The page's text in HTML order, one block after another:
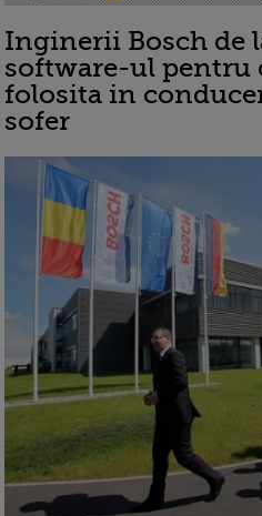
Inginerii Bosch de
software-ul pentru
folosita in
sofer